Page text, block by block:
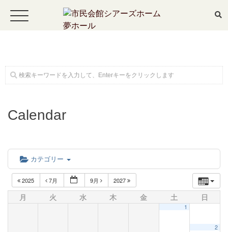
ホーム
大会議室 スケジュール
Calendar
カテゴリー
2025 7月 9月 2027
月 火 水 木 金 土 日
1
2